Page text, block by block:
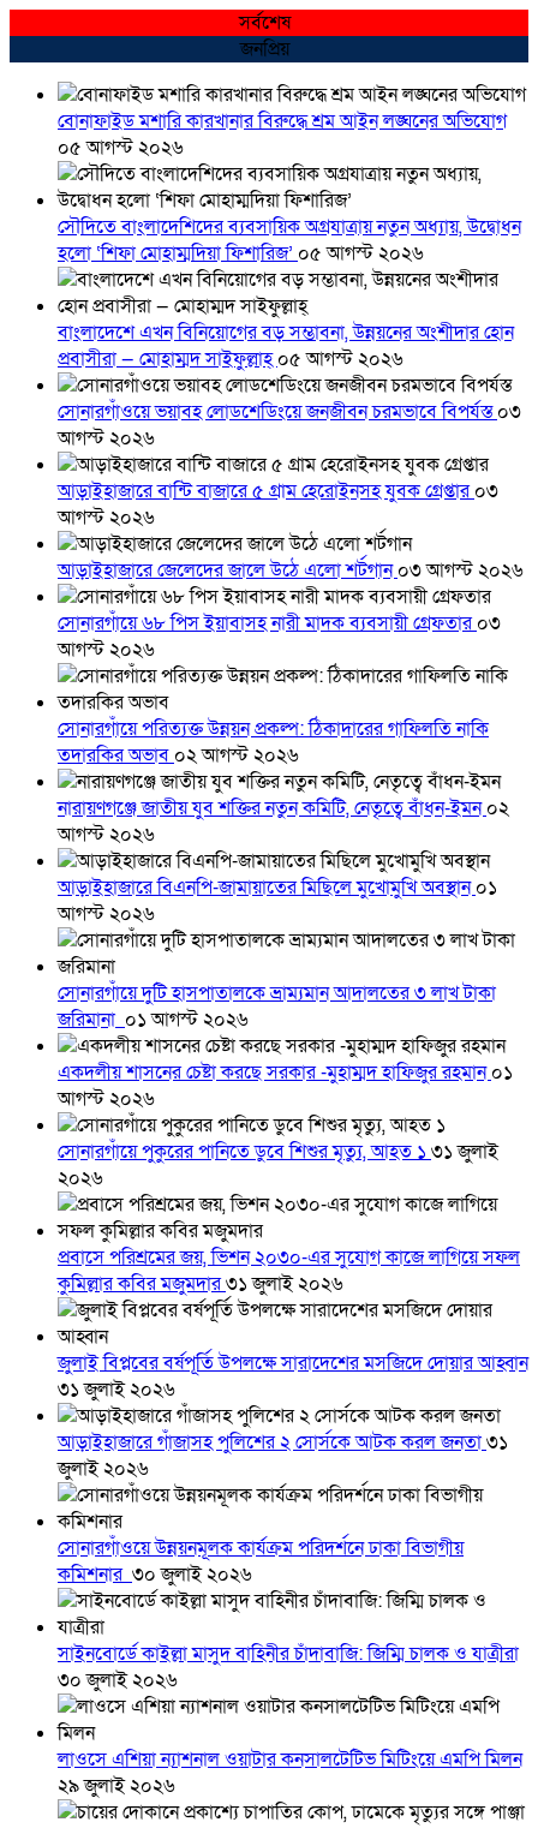
সর্বশেষ
জনপ্রিয়
বোনাফাইড মশারি কারখানার বিরুদ্ধে শ্রম আইন লঙ্ঘনের অভিযোগ
০৫ আগস্ট ২০২৬
সৌদিতে বাংলাদেশিদের ব্যবসায়িক অগ্রযাত্রায় নতুন অধ্যায়, উদ্বোধন
হলো ‘শিফা মোহাম্মদিয়া ফিশারিজ’ ০৫ আগস্ট ২০২৬
বাংলাদেশে এখন বিনিয়োগের বড় সম্ভাবনা, উন্নয়নের অংশীদার হোন
প্রবাসীরা — মোহাম্মদ সাইফুল্লাহ্০৫ আগস্ট ২০২৬
সোনারগাঁওয়ে ভয়াবহ লোডশেডিংয়ে জনজীবন চরমভাবে বিপর্যস্ত০৩
আগস্ট ২০২৬
আড়াইহাজারে বান্টি বাজারে ৫ গ্রাম হেরোইনসহ যুবক গ্রেপ্তার০৩
আগস্ট ২০২৬
আড়াইহাজারে জেলেদের জালে উঠে এলো শর্টগান০৩ আগস্ট ২০২৬
সোনারগাঁয়ে ৬৮ পিস ইয়াবাসহ নারী মাদক ব্যবসায়ী গ্রেফতার০৩
আগস্ট ২০২৬
সোনারগাঁয়ে পরিত্যক্ত উন্নয়ন প্রকল্প: ঠিকাদারের গাফিলতি নাকি
তদারকির অভাব ০২ আগস্ট ২০২৬
নারায়ণগঞ্জে জাতীয় যুব শক্তির নতুন কমিটি, নেতৃত্বে বাঁধন-ইমন০২
আগস্ট ২০২৬
আড়াইহাজারে বিএনপি-জামায়াতের মিছিলে মুখোমুখি অবস্থান০১
আগস্ট ২০২৬
সোনারগাঁয়ে দুটি হাসপাতালকে ভ্রাম্যমান আদালতের ৩ লাখ টাকা
জরিমানা ০১ আগস্ট ২০২৬
একদলীয় শাসনের চেষ্টা করছে সরকার -মুহাম্মদ হাফিজুর রহমান০১
আগস্ট ২০২৬
সোনারগাঁয়ে পুকুরের পানিতে ডুবে শিশুর মৃত্যু, আহত ১ ৩১ জুলাই
২০২৬
প্রবাসে পরিশ্রমের জয়, ভিশন ২০৩০-এর সুযোগ কাজে লাগিয়ে সফল
কুমিল্লার কবির মজুমদার৩১ জুলাই ২০২৬
জুলাই বিপ্লবের বর্ষপূর্তি উপলক্ষে সারাদেশের মসজিদে দোয়ার আহ্বান
৩১ জুলাই ২০২৬
আড়াইহাজারে গাঁজাসহ পুলিশের ২ সোর্সকে আটক করল জনতা৩১
জুলাই ২০২৬
সোনারগাঁওয়ে উন্নয়নমূলক কার্যক্রম পরিদর্শনে ঢাকা বিভাগীয়
কমিশনার ৩০ জুলাই ২০২৬
সাইনবোর্ডে কাইল্লা মাসুদ বাহিনীর চাঁদাবাজি: জিম্মি চালক ও যাত্রীরা
৩০ জুলাই ২০২৬
লাওসে এশিয়া ন্যাশনাল ওয়াটার কনসালটেটিভ মিটিংয়ে এমপি মিলন
২৯ জুলাই ২০২৬